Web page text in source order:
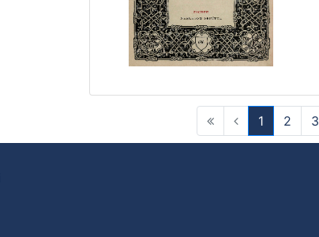
1
(current)
2 3